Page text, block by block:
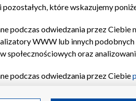
które wskazujemy
podczas odwiedzania przez Ciebie
WWW lub innych
społecznościowych oraz
podczas odwiedzania przez Ciebie